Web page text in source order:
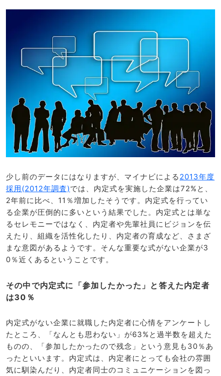
少し前のデータにはなりますが、マイナビによる 2013年度
採用(2012年調査)では、内定式を実施した企業は72%と、
2年前に比べ、11％増加したそうです。内定式を行ってい
る企業が圧倒的に多いという結果でした。内定式とは単な
るセレモニーではなく、内定者や先輩社員にビジョンを伝
えたり、組織を活性化したり、内定者の育成など、さまざ
まな意図があるようです。そんな重要な式がない企業が3
0％近くあるということです。
その中で内定式に「参加したかった」と答えた内定者
は30％
内定式がない企業に就職した内定者に心情をアンケートし
たところ、「なんとも思わない」が63%と過半数を超えた
ものの、「参加したかったので残念」という意見も30％あ
ったといいます。内定式は、内定者にとっても会社の雰囲
気に馴染んだり、内定者同士のコミュニケーションを図っ